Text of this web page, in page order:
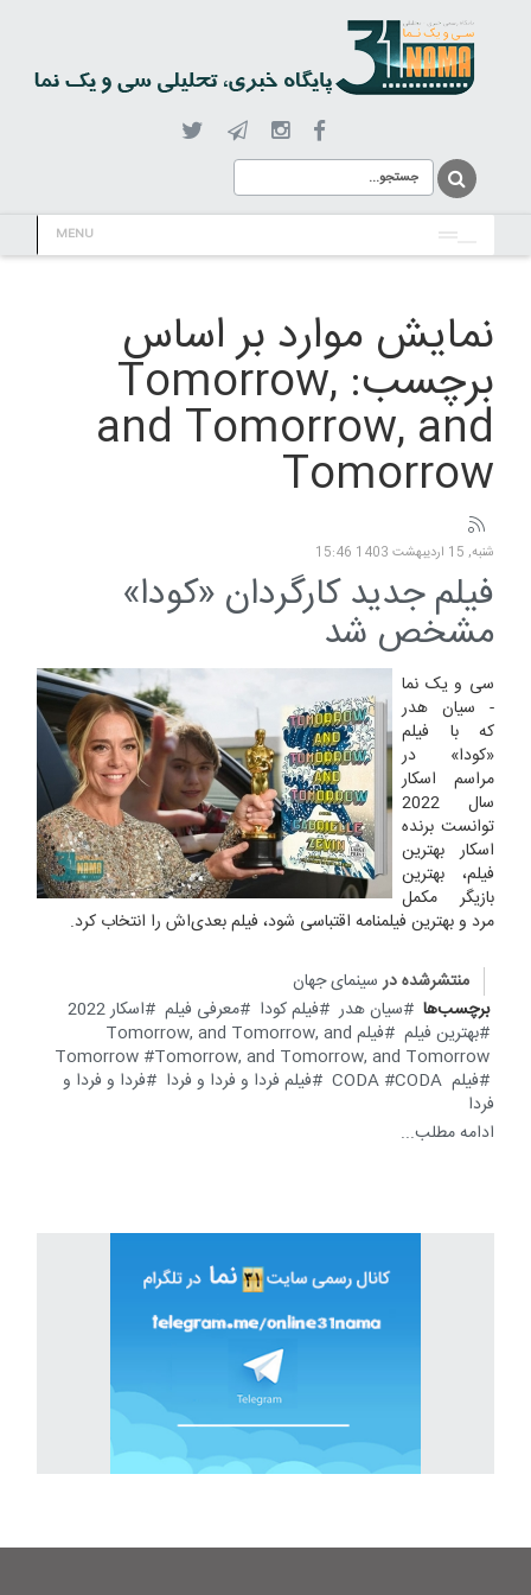
MENU
نمایش موارد بر اساس
برچسب: Tomorrow,
and Tomorrow, and
Tomorrow
شنبه, 15 ارديبهشت 1403 15:46
فیلم جدید کارگردان «کودا»
مشخص شد
سی و یک نما
- سیان هدر
که با فیلم
«کودا» در
مراسم اسکار
سال 2022
توانست برنده
اسکار بهترین
فیلم، بهترین
بازیگر مکمل
مرد و بهترین فیلمنامه اقتباسی شود، فیلم بعدی‌اش را انتخاب کرد.
منتشرشده در سینمای جهان
برچسب‌ها
سیان هدر فیلم کودا معرفی فیلم
اسکار 2022
بهترین فیلم
فیلم Tomorrow, and Tomorrow, and
Tomorrow Tomorrow, and Tomorrow, and Tomorrow
فیلم CODA CODA فیلم فردا و فردا و فردا
فردا و فردا و
فردا
ادامه مطلب...